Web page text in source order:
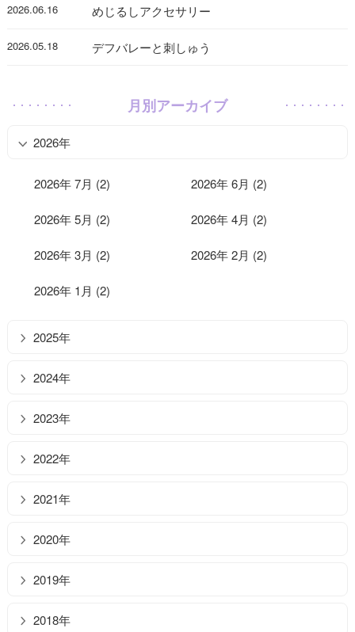
2026.06.16 めじるしアクセサリー
2026.05.18 デフバレーと刺しゅう
月別アーカイブ
2026年
2026年 7月 (2) 2026年 6月 (2)
2026年 5月 (2) 2026年 4月 (2)
2026年 3月 (2) 2026年 2月 (2)
2026年 1月 (2)
2025年
2024年
2023年
2022年
2021年
2020年
2019年
2018年